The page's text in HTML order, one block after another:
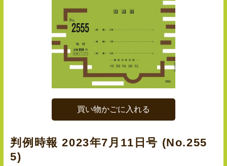
買い物かごに入れる
判例時報 2023年7月11日号 (No.255
5)